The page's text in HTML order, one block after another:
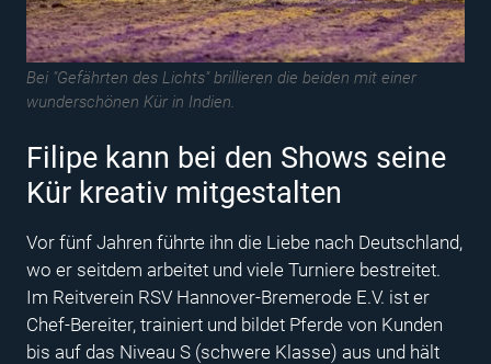
Bei "Gefährten des Lichts" brillieren die beiden mit einer
wunderschönen Kür in Indien.
Filipe kann bei den Shows seine
Kür kreativ mitgestalten
Vor fünf Jahren führte ihn die Liebe nach Deutschland,
wo er seitdem arbeitet und viele Turniere bestreitet.
Im Reitverein RSV Hannover-Bremerode E.V. ist er
Chef-Bereiter, trainiert und bildet Pferde von Kunden
bis auf das Niveau S (schwere Klasse) aus und hält